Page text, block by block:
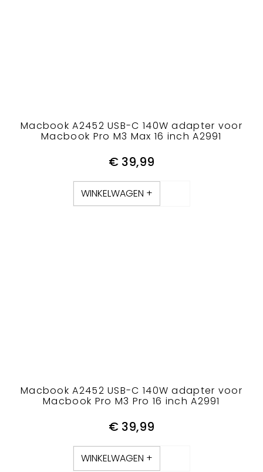
Macbook A2452 USB-C 140W adapter voor
Macbook Pro M3 Max 16 inch A2991
€ 39,99
WINKELWAGEN +
Macbook A2452 USB-C 140W adapter voor
Macbook Pro M3 Pro 16 inch A2991
€ 39,99
WINKELWAGEN +